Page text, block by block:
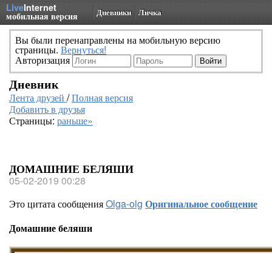
LiveInternet
мобильная версия Дневники Личка
Вы были перенаправлены на мобильную версию
страницы. Вернуться!
Авторизация
Дневник
Лента друзей /Полная версия
Добавить в друзья
Страницы: раньше»
ДОМАШНИЕ БЕЛЯШИ
05-02-2019 00:28
Это цитата сообщенияOlga-olg Оригинальное сообщение
Домашние беляши